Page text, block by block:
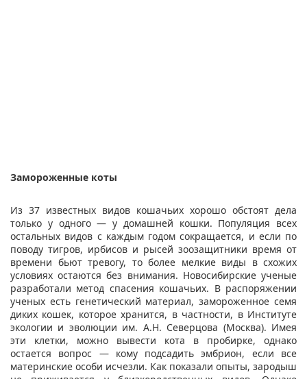
Замороженные коты
Из 37 известных видов кошачьих хорошо обстоят дела
только у одного — у домашней кошки. Популяция всех
остальных видов с каждым годом сокращается, и если по
поводу тигров, ирбисов и рысей зоозащитники время от
времени бьют тревогу, то более мелкие виды в схожих
условиях остаются без внимания. Новосибирские ученые
разработали метод спасения кошачьих. В распоряжении
ученых есть генетический материал, замороженное семя
диких кошек, которое хранится, в частности, в Институте
экологии и эволюции им. А.Н. Северцова (Москва). Имея
эти клетки, можно вывести кота в пробирке, однако
остается вопрос — кому подсадить эмбрион, если все
материнские особи исчезли. Как показали опыты, зародыш